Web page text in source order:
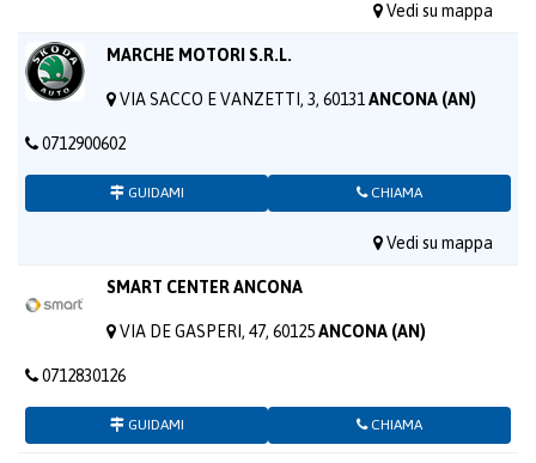
Vedi su mappa
MARCHE MOTORI S.R.L.
VIA SACCO E VANZETTI, 3, 60131 ANCONA (AN)
0712900602
GUIDAMI CHIAMA
Vedi su mappa
SMART CENTER ANCONA
VIA DE GASPERI, 47, 60125ANCONA (AN)
0712830126
GUIDAMI CHIAMA